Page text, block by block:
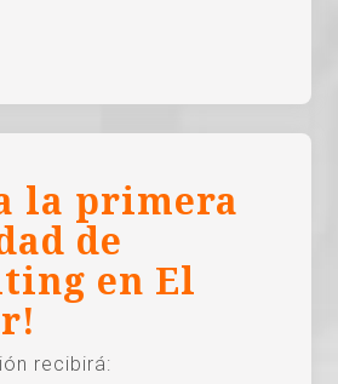
la primera
de
en El
recibirá: